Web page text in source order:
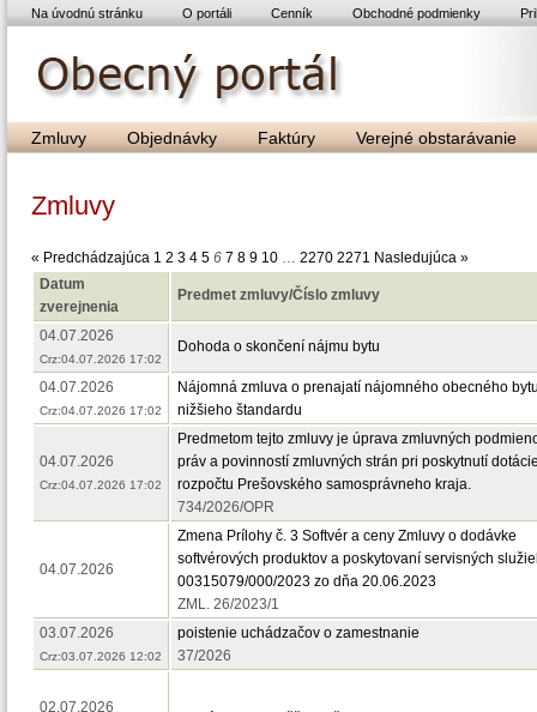
Na úvodnú stránku O portáli Cenník Obchodné podmienky
Zmluvy Objednávky Faktúry Verejné obstarávanie
Zmluvy
« Predchádzajúca 1 2 3 4 5 6 7 8 9 10 … 2270 2271 Nasledujúca »
Datum
zverejnenia
Predmet zmluvy/Číslo zmluvy
04.07.2026
Crz:04.07.2026 17:02
Dohoda o skončení nájmu bytu
04.07.2026
Crz:04.07.2026 17:02
Nájomná zmluva o prenajatí nájomného obecného
nižšieho štandardu
04.07.2026
Crz:04.07.2026 17:02
Predmetom tejto zmluvy je úprava zmluvných
práv a povinností zmluvných strán pri poskytnutí
rozpočtu Prešovského samosprávneho kraja.
734/2026/OPR
04.07.2026
Zmena Prílohy č. 3 Softvér a ceny Zmluvy o dodávke
softvérových produktov a poskytovaní servisných
00315079/000/2023 zo dňa 20.06.2023
ZML. 26/2023/1
03.07.2026
Crz:03.07.2026 12:02
poistenie uchádzačov o zamestnanie
37/2026
02.07.2026